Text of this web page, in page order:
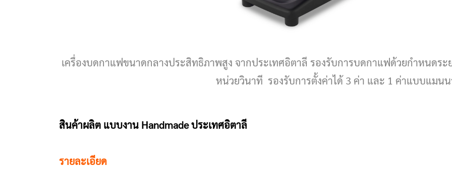
เครื่องบดกาแฟขนาดกลางประสิทธิภาพสูง จากประเทศอิตาลี รองรับการบดกาแฟด้วยกำหนดระ
หน่วยวินาที รองรับการตั้งค่าได้ 3 ค่า และ 1 ค่าแบบแมน
สินค้าผลิต แบบงาน Handmade ประเทศอิตาลี
รายละเอียด